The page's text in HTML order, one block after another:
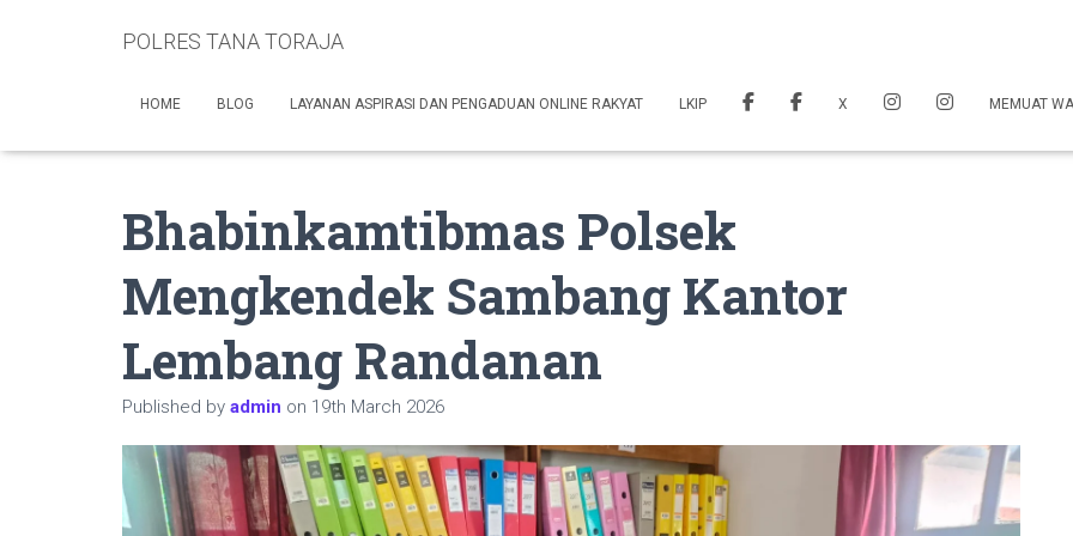
POLRES TANA TORAJA
HOME BLOG LAYANAN ASPIRASI DAN PENGADUAN ONLINE RAKYAT LKIP X MEMUAT
Bhabinkamtibmas Polsek
Mengkendek Sambang Kantor
Lembang Randanan
Published by admin on 19th March 2026